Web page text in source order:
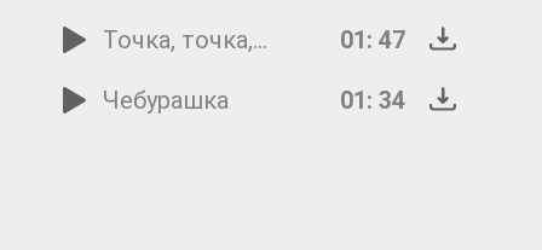
Точка, точка, запятая
01: 47
Чебурашка
01: 34